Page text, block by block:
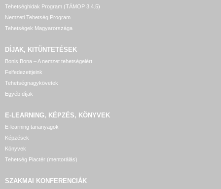
Tehetséghidak Program (TÁMOP 3.4.5)
Nemzeti Tehetség Program
Tehetségek Magyarországa
DÍJAK, KITÜNTETÉSEK
Bonis Bona – A nemzet tehetségeiért
Felfedezettjeink
Tehetségnagykövetek
Egyéb díjak
E-LEARNING, KÉPZÉS, KÖNYVEK
E-learning tananyagok
Képzések
Könyvek
Tehetség Piactér (mentorálás)
SZAKMAI KONFERENCIÁK